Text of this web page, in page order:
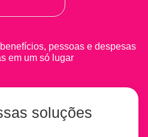
pessoas e despesas
em um só lugar
soluções